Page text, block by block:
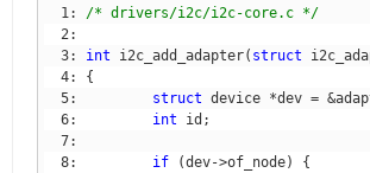
  1:
/* drivers/i2c/i2c-core.c */
  3:
int i2c_add_adapter( struct
  5:
struct
  6:
int
  8:
if